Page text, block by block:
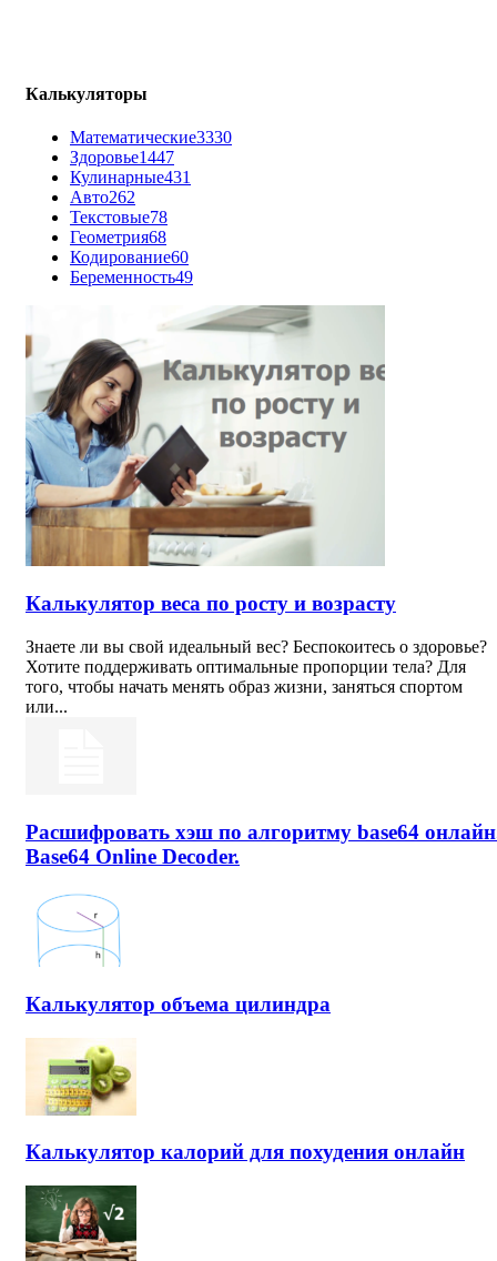
Калькуляторы
Математические3330
Здоровье1447
Кулинарные431
Авто262
Текстовые78
Геометрия68
Кодирование60
Беременность49
Калькулятор веса по росту и возрасту
Знаете ли вы свой идеальный вес? Беспокоитесь о здоровье?
Хотите поддерживать оптимальные пропорции тела? Для
того, чтобы начать менять образ жизни, заняться спортом
или...
Расшифровать хэш по алгоритму base64
Base64 Online Decoder.
Калькулятор объема цилиндра
Калькулятор калорий для похудения онлайн